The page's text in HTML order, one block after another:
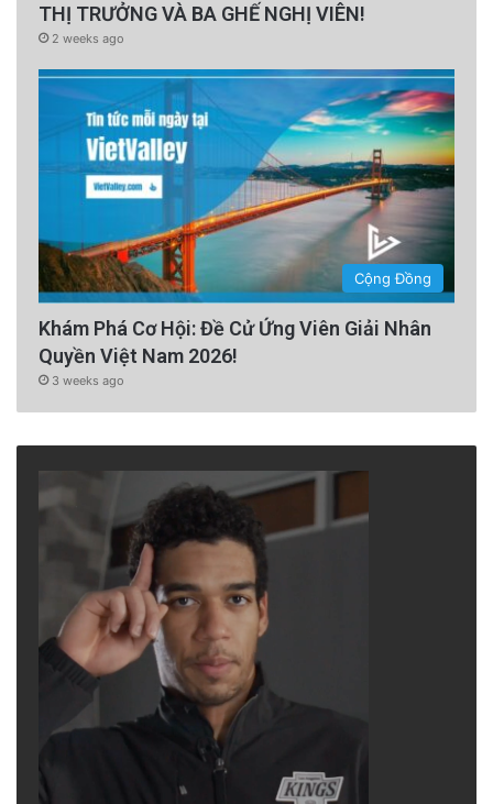
THỊ TRƯỞNG VÀ BA GHẾ NGHỊ VIÊN!
2 weeks ago
Cộng Đồng
Khám Phá Cơ Hội: Đề Cử Ứng Viên Giải Nhân
Quyền Việt Nam 2026!
3 weeks ago